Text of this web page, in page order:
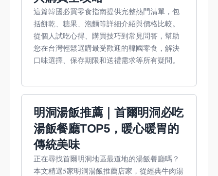
這篇韓國必買零食指南提供完整熱門清單，包
括餅乾、糖果、泡麵等詳細介紹與價格比較。
從個人試吃心得、購買技巧到常見問答，幫助
您在台灣輕鬆選購最受歡迎的韓國零食，解決
口味選擇、保存期限和送禮需求等所有疑問。
明洞湯飯推薦｜首爾明洞必吃
湯飯餐廳TOP5，暖心暖胃的
傳統美味
正在尋找首爾明洞地區最道地的湯飯餐廳嗎？
本文精選5家明洞湯飯推薦店家，從經典牛肉湯